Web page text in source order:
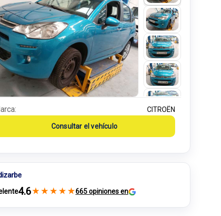
CITROËN
Consultar el vehículo
4.6★ ★ ★ ★ ★665 opiniones en